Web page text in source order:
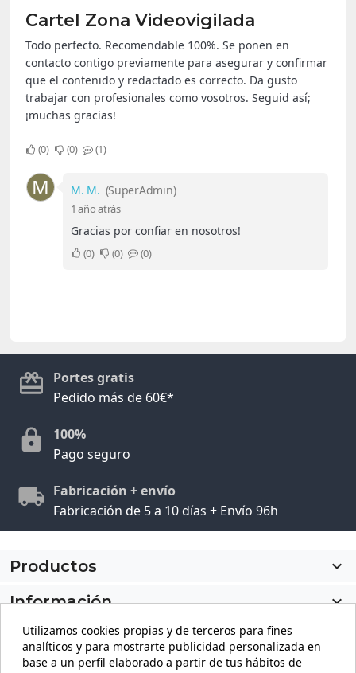
Cartel Zona Videovigilada
Todo perfecto. Recomendable 100%. Se ponen en
contacto contigo previamente para asegurar y confirmar
que el contenido y redactado es correcto. Da gusto
trabajar con profesionales como vosotros. Seguid así;
¡muchas gracias!
0 0 1
M M. M. (SuperAdmin)
1 año atrás
Gracias por confiar en nosotros!
0 0 0
Portes gratis
Pedido más de 60€*
100%
Pago seguro
Fabricación + envío
Fabricación de 5 a 10 días + Envío 96h
Productos

Información

Mi cuenta
Utilizamos cookies propias y de terceros para fines
analíticos y para mostrarte publicidad personalizada en
base a un perfil elaborado a partir de tus hábitos de